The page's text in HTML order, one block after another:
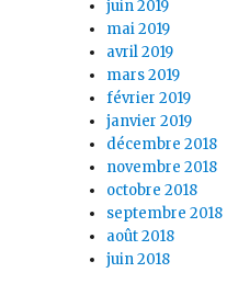
juin 2019
mai 2019
avril 2019
mars 2019
février 2019
janvier 2019
décembre 2018
novembre 2018
octobre 2018
septembre 2018
août 2018
juin 2018